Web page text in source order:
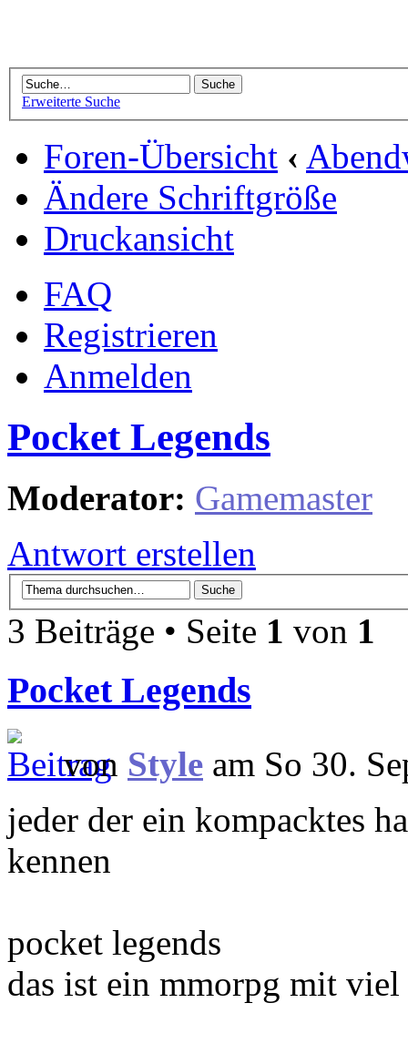
Erweiterte Suche
Foren-Übersicht ‹
Ändere Schriftgröße
Druckansicht
FAQ
Registrieren
Anmelden
Pocket Legends
Moderator: Gamemaster
Antwort erstellen
3 Beiträge • Seite 1 von 1
Pocket Legends
von Style am So 30.
jeder der ein kompacktes
kennen
pocket legends
das ist ein mmorpg mit